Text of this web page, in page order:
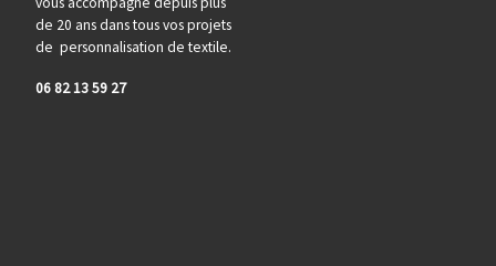
de 20 ans dans tous vos projets
de personnalisation de textile.
06 82 13 59 27